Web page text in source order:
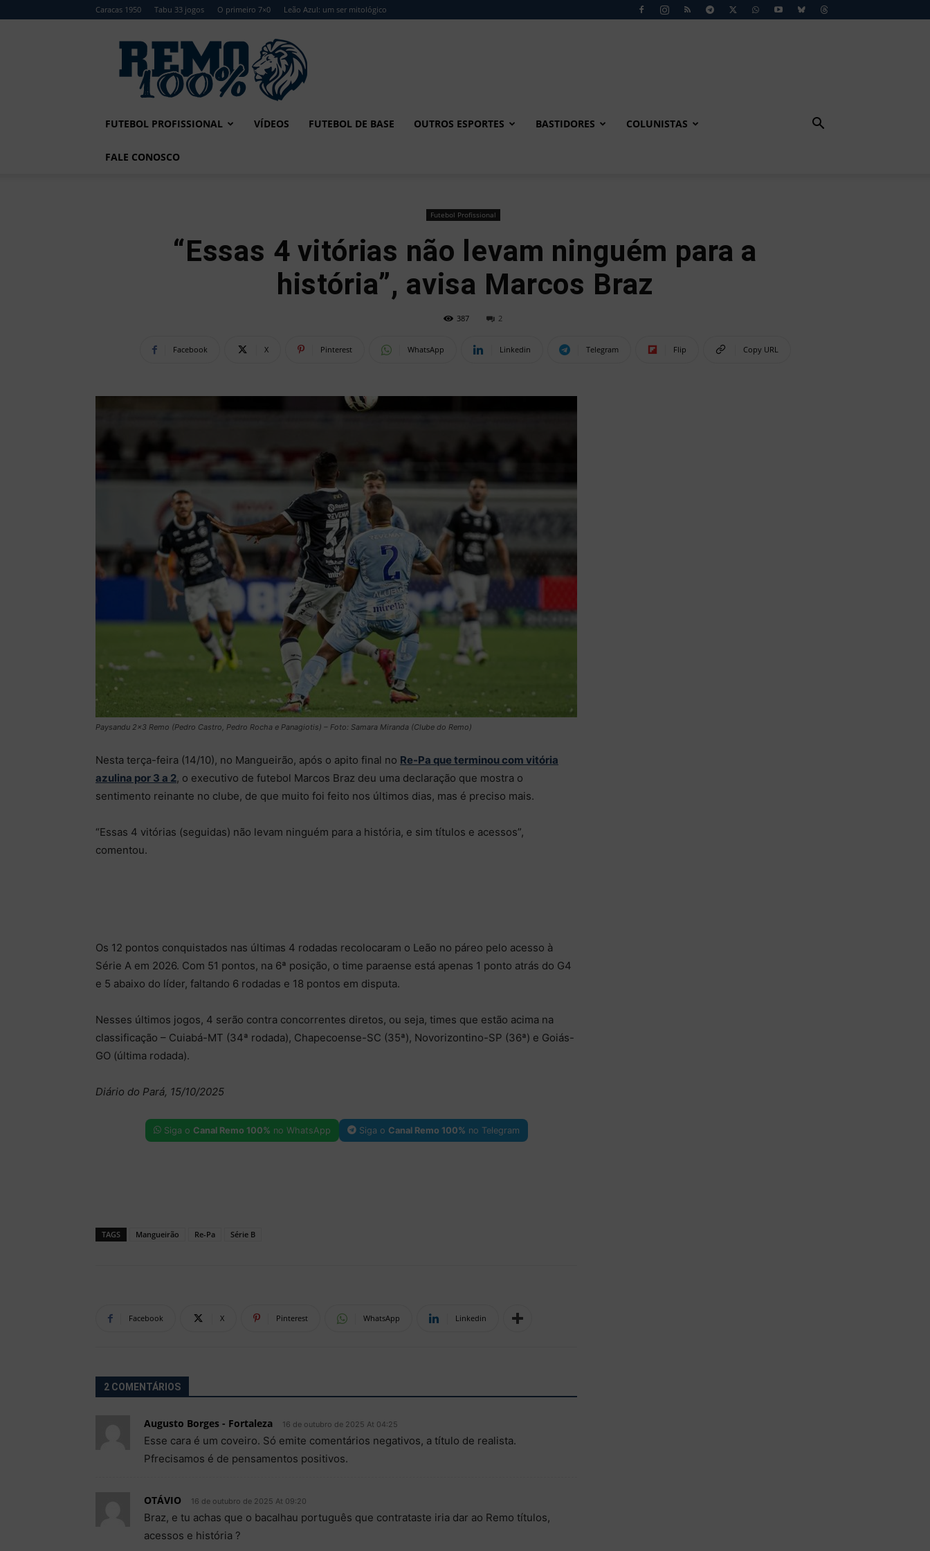
Caracas 1950 Tabu 33 jogos O primeiro 7×0 Leão Azul: um ser mitológico
Remo
FUTEBOL PROFISSIONAL VÍDEOS FUTEBOL DE BASE OUTROS ESPORTES BASTIDORES COLUNISTAS
FALE CONOSCO
Futebol Profissional
“Essas 4 vitórias não levam ninguém para a
história”, avisa Marcos Braz
387 2
Facebook X Pinterest WhatsApp Linkedin Telegram Flip Copy URL
Paysandu 2×3 Remo (Pedro Castro, Pedro Rocha e Panagiotis) – Foto: Samara Miranda (Clube do Remo)
Nesta terça-feira (14/10), no Mangueirão, após o apito final no Re-Pa que terminou com vitória
azulina por 3 a 2, o executivo de futebol Marcos Braz deu uma declaração que mostra o
sentimento reinante no clube, de que muito foi feito nos últimos dias, mas é preciso mais.
“Essas 4 vitórias (seguidas) não levam ninguém para a história, e sim títulos e acessos”,
comentou.
Os 12 pontos conquistados nas últimas 4 rodadas recolocaram o Leão no páreo pelo acesso à
Série A em 2026. Com 51 pontos, na 6ª posição, o time paraense está apenas 1 ponto atrás do G4
e 5 abaixo do líder, faltando 6 rodadas e 18 pontos em disputa.
Nesses últimos jogos, 4 serão contra concorrentes diretos, ou seja, times que estão acima na
classificação – Cuiabá-MT (34ª rodada), Chapecoense-SC (35ª), Novorizontino-SP (36ª) e Goiás-
GO (última rodada).
Diário do Pará, 15/10/2025
Siga o Canal Remo 100% no WhatsApp Siga o Canal Remo 100% no Telegram
TAGS Mangueirão Re-Pa Série B
Facebook X Pinterest WhatsApp Linkedin
2 COMENTÁRIOS
Augusto Borges - Fortaleza 16 de outubro de 2025 At 04:25
Esse cara é um coveiro. Só emite comentários negativos, a título de realista.
Pfrecisamos é de pensamentos positivos.
OTÁVIO 16 de outubro de 2025 At 09:20
Braz, e tu achas que o bacalhau português que contrataste iria dar ao Remo títulos,
acessos e história ?